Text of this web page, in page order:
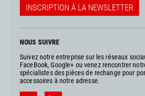
INSCRIPTION À LA NEWSLETTER
NOUS SUIVRE
Suivez notre entreprise sur les réseaux
FaceBook, Google+ ou venez rencontrer
spécialistes des pièces de rechange pour
accessoires à notre adresse.